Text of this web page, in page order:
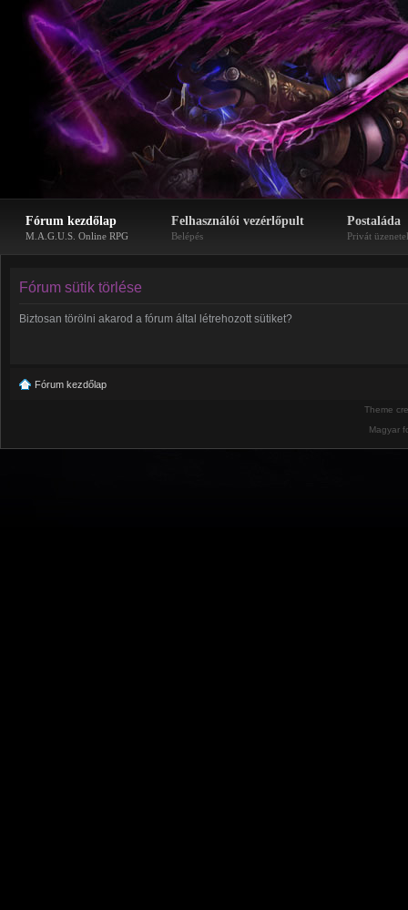
Fórum kezdőlap
M.A.G.U.S. Online RPG
Felhasználói vezérlőpult
Belépés
Postaláda
Privát
Fórum sütik törlése
Biztosan törölni akarod a fórum által létrehozott sütiket?
Fórum kezdőlap
Theme
Magyar